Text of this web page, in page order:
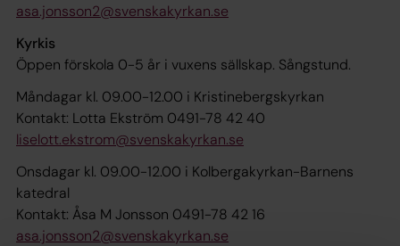
asa.jonsson2@svenskakyrkan.se
Kyrkis
Öppen förskola 0-5 år i vuxens sällskap. Sångstund.
Måndagar kl. 09.00-12.00 i Kristinebergskyrkan
Kontakt: Lotta Ekström 0491-78 42 40
liselott.ekstrom@svenskakyrkan.se
Onsdagar kl. 09.00-12.00 i Kolbergakyrkan-Barnens
katedral
Kontakt: Åsa M Jonsson 0491-78 42 16
asa.jonsson2@svenskakyrkan.se